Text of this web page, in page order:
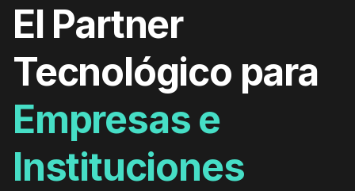
El Partner
Tecnológico para
Empresas e
Instituciones